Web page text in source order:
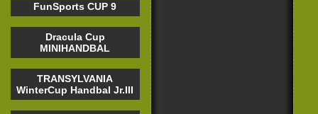
FunSports CUP 9
Dracula Cup
MINIHANDBAL
TRANSYLVANIA
WinterCup Handbal Jr.III